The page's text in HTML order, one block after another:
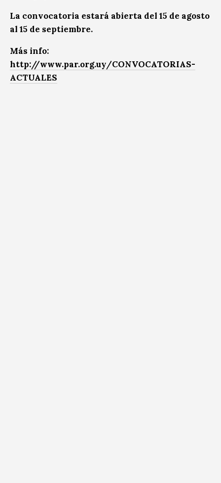
La convocatoria estará abierta del 15 de agosto
al 15 de septiembre.
Más info:
http://www.par.org.uy/CONVOCATORIAS-
ACTUALES